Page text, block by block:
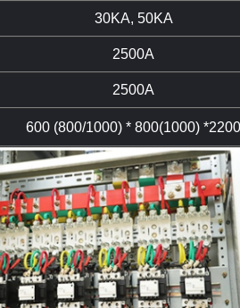
30KA, 50KA
2500A
2500A
600 (800/1000) * 800(1000) *2200